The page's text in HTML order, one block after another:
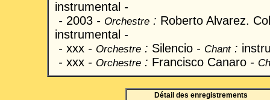
instrumental -
- 2003 - Orchestre : Roberto Alvarez.
instrumental -
- xxx - Orchestre : Silencio - Chant:
- xxx - Orchestre : Francisco Canaro -
Détail des enregistrements